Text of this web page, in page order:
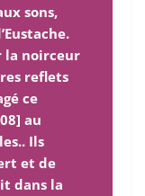
sons,
la noirceur
reflets
ce
au
Ils
et de
dans la